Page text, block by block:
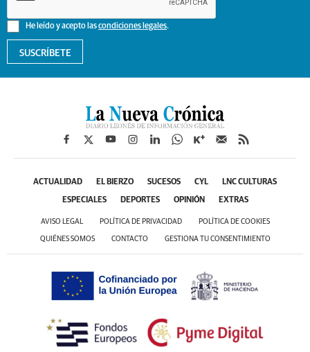
He leído y acepto lascondiciones legales.
SUSCRÍBETE
ACTUALIDAD EL BIERZO SUCESOS CYL LNC CULTURAS
ESPECIALES DEPORTES OPINIÓN EXTRAS
AVISO LEGAL POLÍTICA DE PRIVACIDAD POLÍTICA DE COOKIES
QUIÉNES SOMOS CONTACTO GESTIONA TU CONSENTIMIENTO